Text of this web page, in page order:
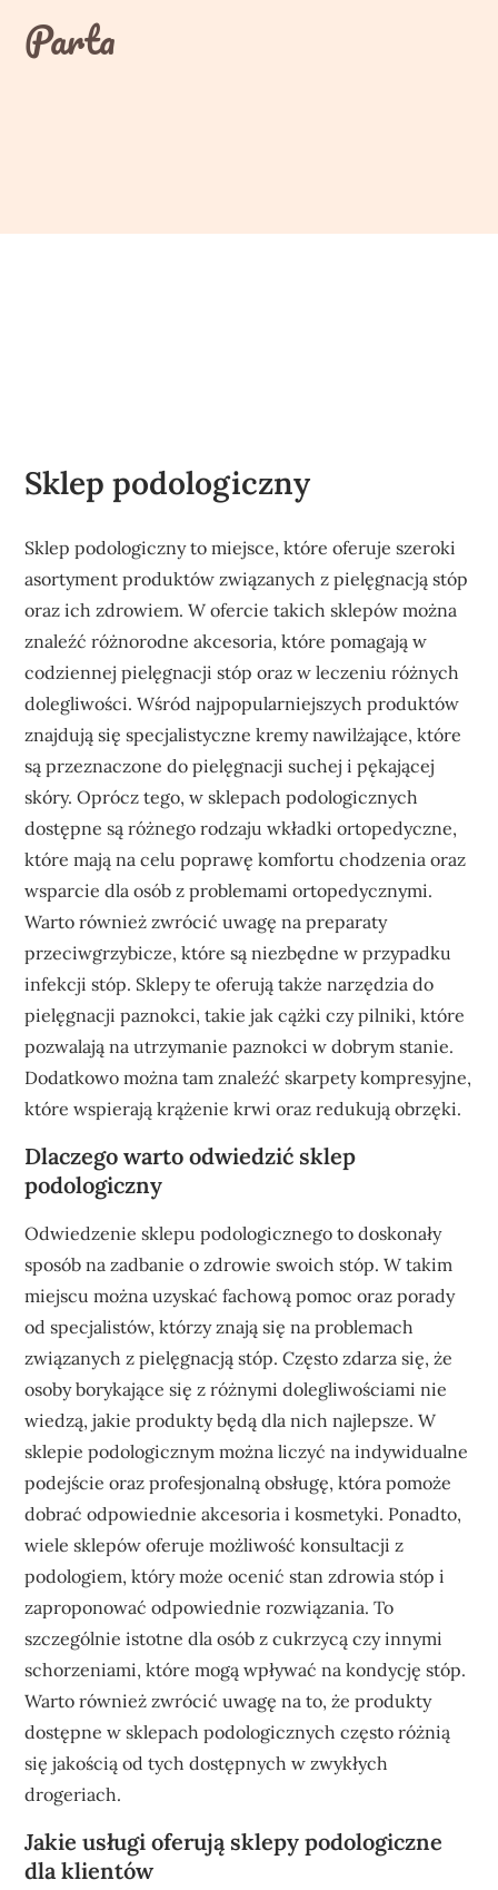
contentParta
Sklep podologiczny
Sklep podologiczny to miejsce, które oferuje szeroki
asortyment produktów związanych z pielęgnacją stóp
oraz ich zdrowiem. W ofercie takich sklepów można
znaleźć różnorodne akcesoria, które pomagają w
codziennej pielęgnacji stóp oraz w leczeniu różnych
dolegliwości. Wśród najpopularniejszych produktów
znajdują się specjalistyczne kremy nawilżające, które
są przeznaczone do pielęgnacji suchej i pękającej
skóry. Oprócz tego, w sklepach podologicznych
dostępne są różnego rodzaju wkładki ortopedyczne,
które mają na celu poprawę komfortu chodzenia oraz
wsparcie dla osób z problemami ortopedycznymi.
Warto również zwrócić uwagę na preparaty
przeciwgrzybicze, które są niezbędne w przypadku
infekcji stóp. Sklepy te oferują także narzędzia do
pielęgnacji paznokci, takie jak cążki czy pilniki, które
pozwalają na utrzymanie paznokci w dobrym stanie.
Dodatkowo można tam znaleźć skarpety kompresyjne,
które wspierają krążenie krwi oraz redukują obrzęki.
Dlaczego warto odwiedzić sklep
podologiczny
Odwiedzenie sklepu podologicznego to doskonały
sposób na zadbanie o zdrowie swoich stóp. W takim
miejscu można uzyskać fachową pomoc oraz porady
od specjalistów, którzy znają się na problemach
związanych z pielęgnacją stóp. Często zdarza się, że
osoby borykające się z różnymi dolegliwościami nie
wiedzą, jakie produkty będą dla nich najlepsze. W
sklepie podologicznym można liczyć na indywidualne
podejście oraz profesjonalną obsługę, która pomoże
dobrać odpowiednie akcesoria i kosmetyki. Ponadto,
wiele sklepów oferuje możliwość konsultacji z
podologiem, który może ocenić stan zdrowia stóp i
zaproponować odpowiednie rozwiązania. To
szczególnie istotne dla osób z cukrzycą czy innymi
schorzeniami, które mogą wpływać na kondycję stóp.
Warto również zwrócić uwagę na to, że produkty
dostępne w sklepach podologicznych często różnią
się jakością od tych dostępnych w zwykłych
drogeriach.
Jakie usługi oferują sklepy podologiczne
dla klientów